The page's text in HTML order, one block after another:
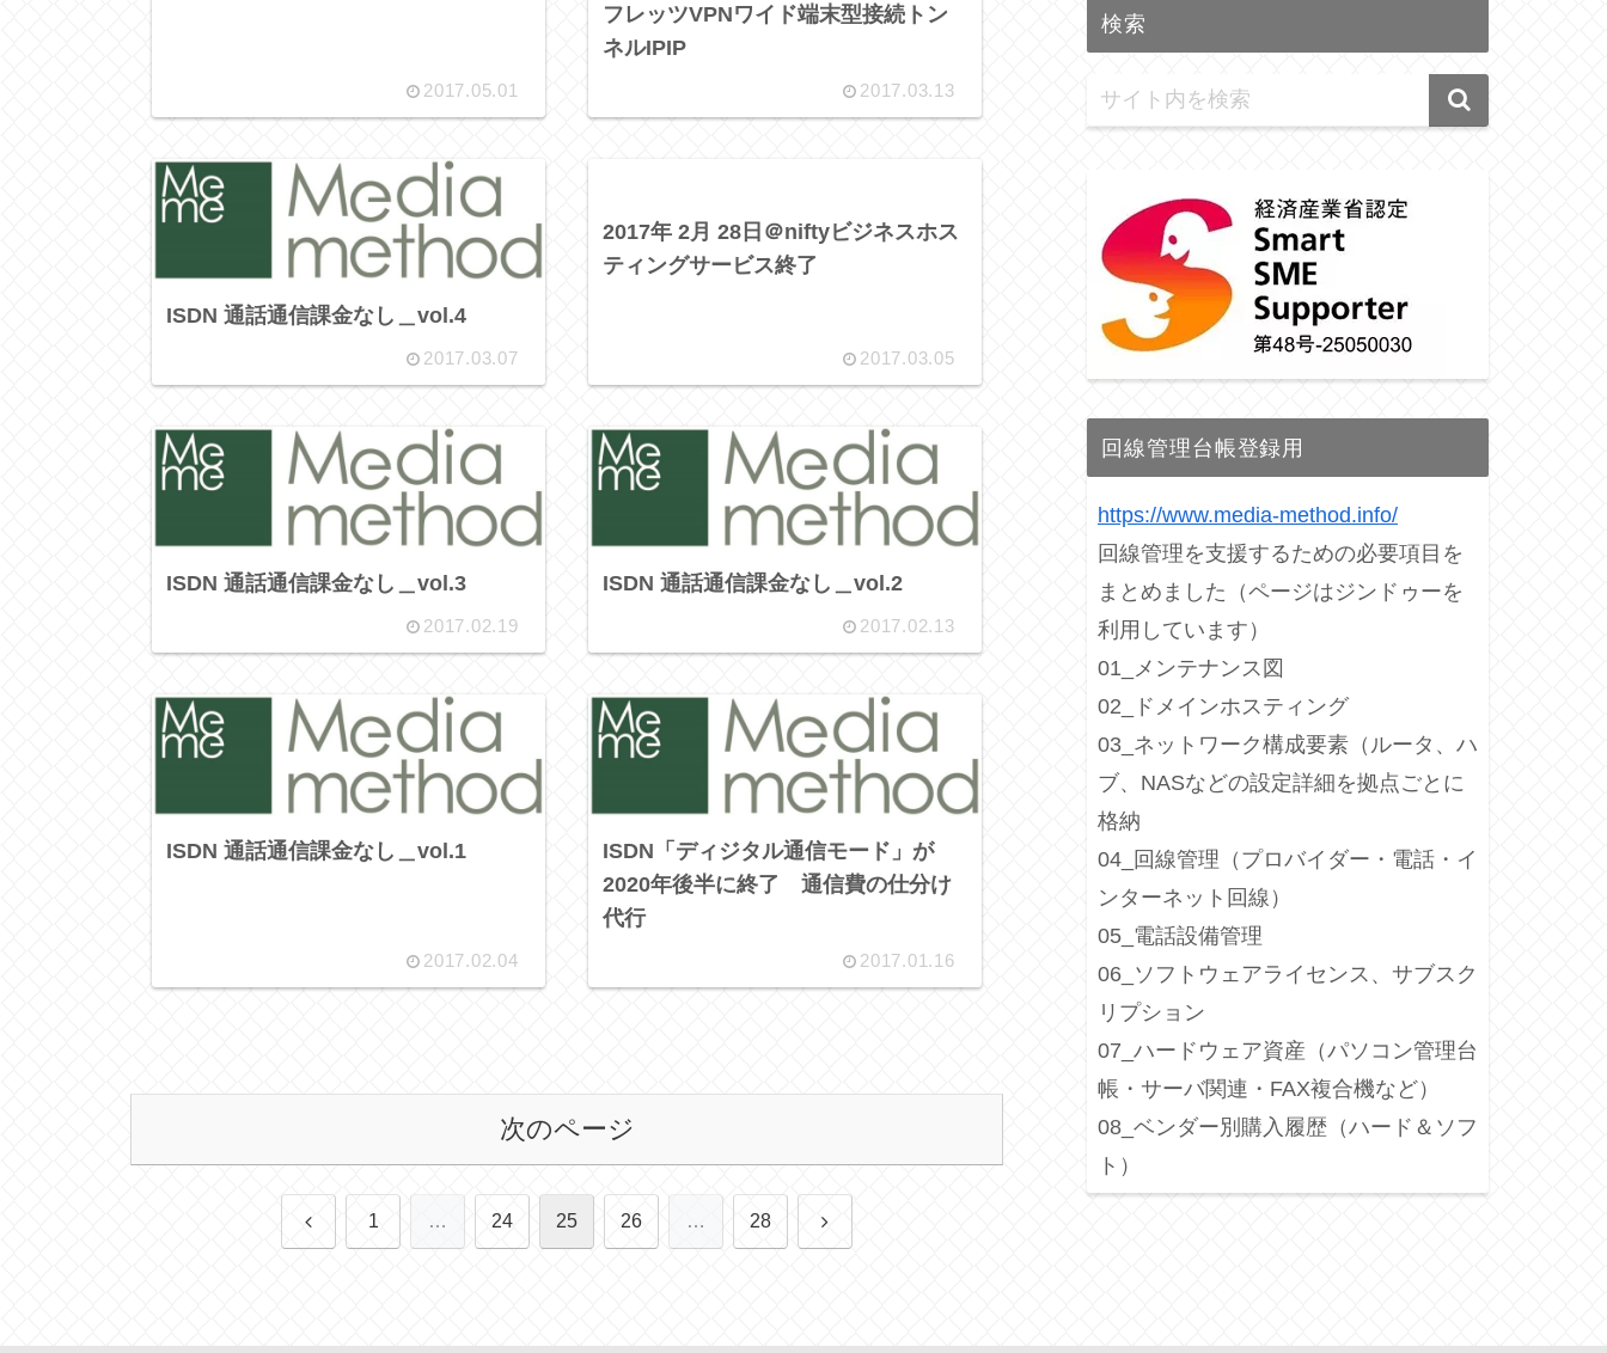
2017.05.01
フレッツVPNワイド端末型接続トン
ネルIPIP
2017.03.13
ISDN 通話通信課金なし＿vol.4
2017.03.07
2017年 2月 28日＠niftyビジネスホス
ティングサービス終了
2017.03.05
ISDN 通話通信課金なし＿vol.3
2017.02.19
ISDN 通話通信課金なし＿vol.2
2017.02.13
ISDN 通話通信課金なし＿vol.1
2017.02.04
ISDN「ディジタル通信モード」が
2020年後半に終了 通信費の仕分け
代行
2017.01.16
次のページ
前 1 … 24 25 26 … 28 次
検索
回線管理台帳登録用
https://www.media-method.info/
回線管理を支援するための必要項目を
まとめました（ページはジンドゥーを
利用しています）
01_メンテナンス図
02_ドメインホスティング
03_ネットワーク構成要素（ルータ、ハ
ブ、NASなどの設定詳細を拠点ごとに
格納
04_回線管理（プロバイダー・電話・イ
ンターネット回線）
05_電話設備管理
06_ソフトウェアライセンス、サブスク
リプション
07_ハードウェア資産（パソコン管理台
帳・サーバ関連・FAX複合機など）
08_ベンダー別購入履歴（ハード＆ソフ
ト）